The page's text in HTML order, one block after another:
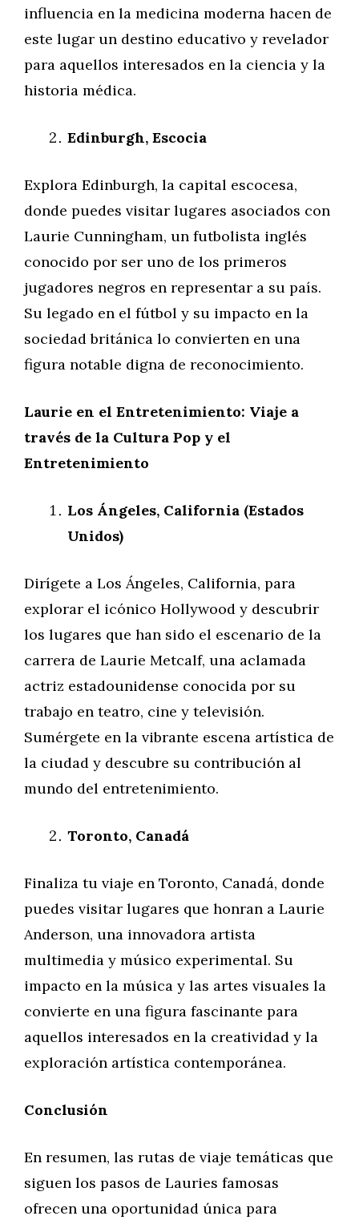
influencia en la medicina moderna hacen de
este lugar un destino educativo y revelador
para aquellos interesados en la ciencia y la
historia médica.
Edinburgh, Escocia
Explora Edinburgh, la capital escocesa,
donde puedes visitar lugares asociados con
Laurie Cunningham, un futbolista inglés
conocido por ser uno de los primeros
jugadores negros en representar a su país.
Su legado en el fútbol y su impacto en la
sociedad británica lo convierten en una
figura notable digna de reconocimiento.
Laurie en el Entretenimiento: Viaje a
través de la Cultura Pop y el
Entretenimiento
Los Ángeles, California (Estados
Unidos)
Dirígete a Los Ángeles, California, para
explorar el icónico Hollywood y descubrir
los lugares que han sido el escenario de la
carrera de Laurie Metcalf, una aclamada
actriz estadounidense conocida por su
trabajo en teatro, cine y televisión.
Sumérgete en la vibrante escena artística de
la ciudad y descubre su contribución al
mundo del entretenimiento.
Toronto, Canadá
Finaliza tu viaje en Toronto, Canadá, donde
puedes visitar lugares que honran a Laurie
Anderson, una innovadora artista
multimedia y músico experimental. Su
impacto en la música y las artes visuales la
convierte en una figura fascinante para
aquellos interesados en la creatividad y la
exploración artística contemporánea.
Conclusión
En resumen, las rutas de viaje temáticas que
siguen los pasos de Lauries famosas
ofrecen una oportunidad única para